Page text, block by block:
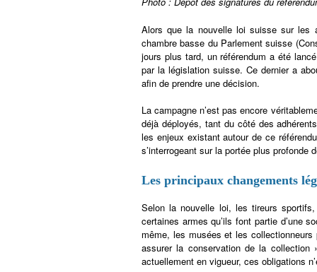
Alors que la nouvelle loi suisse sur les
chambre basse du Parlement suisse
jours plus tard, un référendum a été
par la législation suisse. Ce dernier a
afin de prendre une décision.
La campagne n’est pas encore
déjà déployés, tant du côté des
les enjeux existant autour de ce
s’interrogeant sur la portée plus profonde
Les principaux changements
Selon la nouvelle loi, les tireurs
certaines armes qu’ils font partie d’une
même, les musées et les
assurer la conservation de la collection
actuellement en vigueur, ces obligations